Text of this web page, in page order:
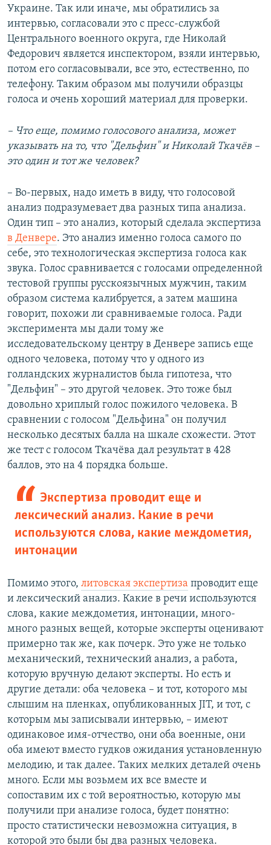
Украине. Так или иначе, мы обратились за
интервью, согласовали это с пресс-службой
Центрального военного округа, где Николай
Федорович является инспектором, взяли интервью,
потом его согласовывали, все это, естественно, по
телефону. Таким образом мы получили образцы
голоса и очень хороший материал для проверки.
– Что еще, помимо голосового анализа, может
указывать на то, что "Дельфин" и Николай Ткачёв –
это один и тот же человек?
– Во-первых, надо иметь в виду, что голосовой
анализ подразумевает два разных типа анализа.
Один тип – это анализ, который сделала экспертиза
в Денвере. Это анализ именно голоса самого по
себе, это технологическая экспертиза голоса как
звука. Голос сравнивается с голосами определенной
тестовой группы русскоязычных мужчин, таким
образом система калибруется, а затем машина
говорит, похожи ли сравниваемые голоса. Ради
эксперимента мы дали тому же
исследовательскому центру в Денвере запись еще
одного человека, потому что у одного из
голландских журналистов была гипотеза, что
"Дельфин" – это другой человек. Это тоже был
довольно хриплый голос пожилого человека. В
сравнении с голосом "Дельфина" он получил
несколько десятых балла на шкале схожести. Этот
же тест с голосом Ткачёва дал результат в 428
баллов, это на 4 порядка больше.
Экспертиза проводит еще и
лексический анализ. Какие в речи
используются слова, какие междометия,
интонации
Помимо этого, литовская экспертиза проводит еще
и лексический анализ. Какие в речи используются
слова, какие междометия, интонации, много-
много разных вещей, которые эксперты оценивают
примерно так же, как почерк. Это уже не только
механический, технический анализ, а работа,
которую вручную делают эксперты. Но есть и
другие детали: оба человека – и тот, которого мы
слышим на пленках, опубликованных JIT, и тот, с
которым мы записывали интервью, – имеют
одинаковое имя-отчество, они оба военные, они
оба имеют вместо гудков ожидания установленную
мелодию, и так далее. Таких мелких деталей очень
много. Если мы возьмем их все вместе и
сопоставим их с той вероятностью, которую мы
получили при анализе голоса, будет понятно:
просто статистически невозможна ситуация, в
которой это были бы два разных человека.